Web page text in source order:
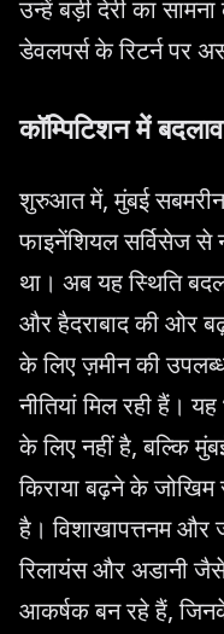
उन्हें बड़ी देरी का
डेवलपर्स के रिटर्न पर
कॉम्पिटिशन में
शुरुआत में, मुंबई
फाइनेंशियल सर्विसेज
था। अब यह स्थिति
और हैदराबाद की ओर
के लिए ज़मीन की
नीतियां मिल रही हैं। यह
के लिए नहीं है, बल्कि
किराया बढ़ने के
है। विशाखापत्तनम
रिलायंस और अडानी
आकर्षक बन रहे हैं,